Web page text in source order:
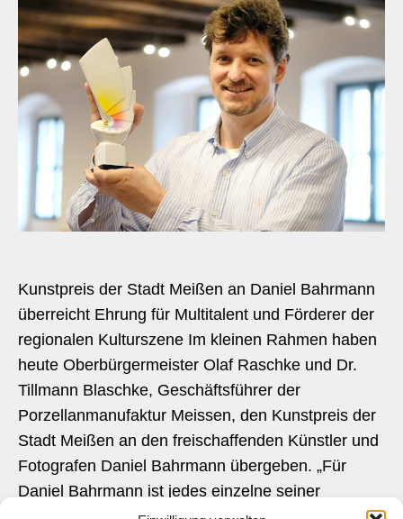
Kunstpreis der Stadt Meißen an Daniel Bahrmann
überreicht Ehrung für Multitalent und Förderer der
regionalen Kulturszene Im kleinen Rahmen haben
heute Oberbürgermeister Olaf Raschke und Dr.
Tillmann Blaschke, Geschäftsführer der
Porzellanmanufaktur Meissen, den Kunstpreis der
Stadt Meißen an den freischaffenden Künstler und
Fotografen Daniel Bahrmann übergeben. „Für
Daniel Bahrmann ist jedes einzelne seiner